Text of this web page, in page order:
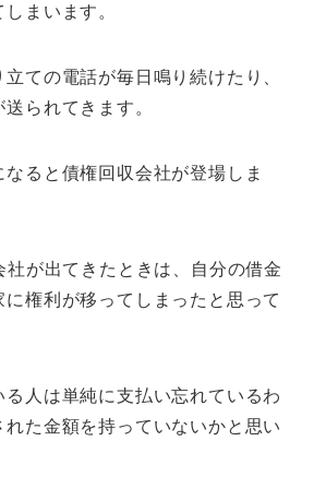
まいます。
ての電話が毎日鳴り続けたり、
られてきます。
ると債権回収会社が登場しま
が出てきたときは、自分の借金
権利が移ってしまったと思って
る人は単純に支払い忘れているわ
た金額を持っていないかと思い